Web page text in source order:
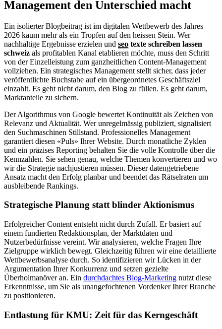
Management den Unterschied macht
Ein isolierter Blogbeitrag ist im digitalen Wettbewerb des Jahres
2026 kaum mehr als ein Tropfen auf den heissen Stein. Wer
nachhaltige Ergebnisse erzielen und seo texte schreiben lassen
schweiz als profitablen Kanal etablieren möchte, muss den Schritt
von der Einzelleistung zum ganzheitlichen Content-Management
vollziehen. Ein strategisches Management stellt sicher, dass jeder
veröffentlichte Buchstabe auf ein übergeordnetes Geschäftsziel
einzahlt. Es geht nicht darum, den Blog zu füllen. Es geht darum,
Marktanteile zu sichern.
Der Algorithmus von Google bewertet Kontinuität als Zeichen von
Relevanz und Aktualität. Wer unregelmässig publiziert, signalisiert
den Suchmaschinen Stillstand. Professionelles Management
garantiert diesen «Puls» Ihrer Website. Durch monatliche Zyklen
und ein präzises Reporting behalten Sie die volle Kontrolle über die
Kennzahlen. Sie sehen genau, welche Themen konvertieren und wo
wir die Strategie nachjustieren müssen. Dieser datengetriebene
Ansatz macht den Erfolg planbar und beendet das Rätselraten um
ausbleibende Rankings.
Strategische Planung statt blinder Aktionismus
Erfolgreicher Content entsteht nicht durch Zufall. Er basiert auf
einem fundierten Redaktionsplan, der Marktdaten und
Nutzerbedürfnisse vereint. Wir analysieren, welche Fragen Ihre
Zielgruppe wirklich bewegt. Gleichzeitig führen wir eine detaillierte
Wettbewerbsanalyse durch. So identifizieren wir Lücken in der
Argumentation Ihrer Konkurrenz und setzen gezielte
Überholmanöver an. Ein durchdachtes Blog-Marketing nutzt diese
Erkenntnisse, um Sie als unangefochtenen Vordenker Ihrer Branche
zu positionieren.
Entlastung für KMU: Zeit für das Kerngeschäft